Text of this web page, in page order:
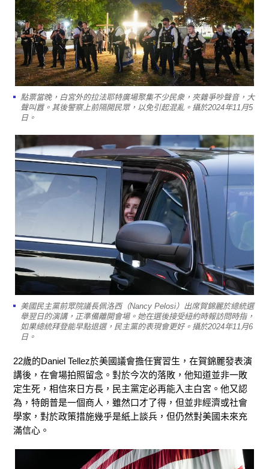
點票當晚，白宮外的拉法耶特廣場聚集不少民衆，夾雜爭吵聲音，大
聲叫囂。其後警察上前隔開民眾，以免引起混亂。攝於2024年11月5
日。
美國民主黨前眾院議長佩洛西（Nancy Pelosi）出席賀錦麗於總統選
舉翌日的演講，正準備離開會場。她在選後接受紐約時報訪問時指，
如果總統拜登能早點退選，民主黨的表現會更好。攝於2024年11月6
日。
22歲的Daniel Tellez於美國議會擔任實習生，在賀錦麗發表演
講後，在會場拍照留念。對於今次的落敗，他知道並非一敗
定生死，相信來日方長，民主黨定必再能入主白宮。他又認
為，特朗普是一個商人，雖然口才了得，但並非經濟或社會
學家，對於政策措施幾乎是紙上談兵，但仍然對美國未來充
滿信心。